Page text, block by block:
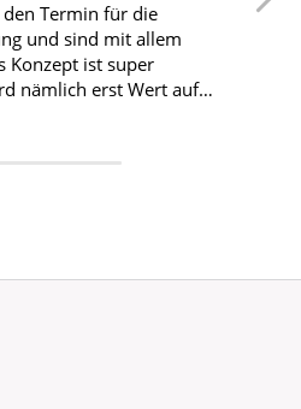
Termin für die
und sind mit allem
Konzept ist super
nämlich erst Wert auf
aus. Alles total